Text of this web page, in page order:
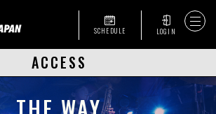
SCHEDULE LOGIN
ACCESS